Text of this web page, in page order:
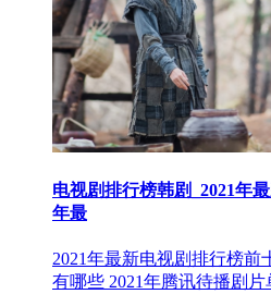
电视剧排行榜韩剧_2021年
年最
2021年最新电视剧排行榜前
有哪些 2021年腾讯待播剧